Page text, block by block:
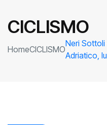
CICLISMO
HomeCICLISMO
Neri Sottoli
Adriatico,